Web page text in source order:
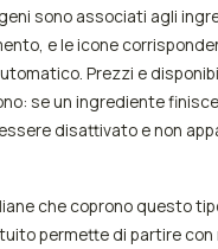
sono associati agli
e le icone
Prezzi e
se un ingrediente
disattivato e non
che coprono questo
permette di partire con